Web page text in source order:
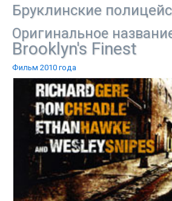
Бруклинские
Оригинальное
Brooklyn's Finest
Фильм 2010 года